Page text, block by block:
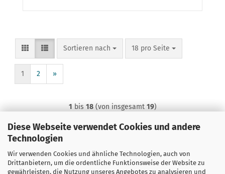
Diese Webseite verwendet Cookies und andere
Technologien
Wir verwenden Cookies und ähnliche Technologien, auch von
Drittanbietern, um die ordentliche Funktionsweise der Website zu
gewährleisten, die Nutzung unseres Angebotes zu analysieren und
Sortieren nach
Sortieren nach 18 pro Seite
pro Seite
1 2 »
1 bis 18(von insgesamt 19)